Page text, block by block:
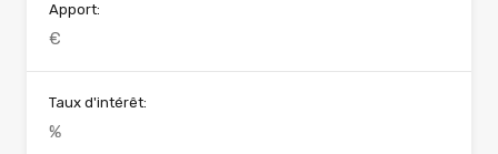
Apport:
Taux d'intérêt: